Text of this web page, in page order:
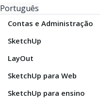
Português
Contas e Administração
SketchUp
LayOut
SketchUp para Web
SketchUp para ensino